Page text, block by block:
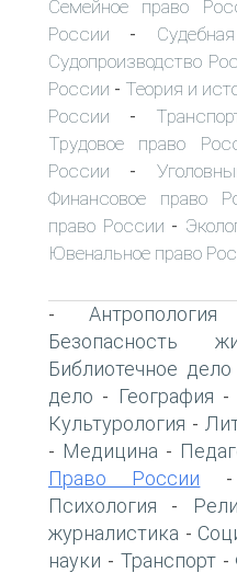
Семейное право
России -
Судопроизводство
России - Теория и
России -
Трудовое право
России -
Финансовое право
право России -
Ювенальное право
- Антропология
Безопасность
Библиотечное дело
дело - География -
Культурология -
- Медицина -
Право России
Психология -
журналистика -
науки - Транспорт-